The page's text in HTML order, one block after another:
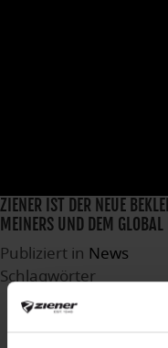
ZIENER IST DER NEUE
MEINERS UND DEM
Publiziert in News
Schlagwörter
madebpros